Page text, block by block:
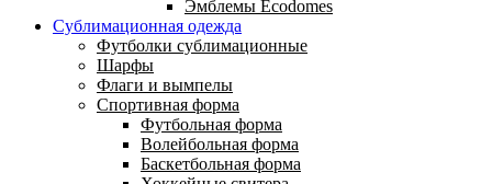
Эмблемы Ecodomes
Сублимационная одежда
Футболки сублимационные
Шарфы
Флаги и вымпелы
Спортивная форма
Футбольная форма
Волейбольная форма
Баскетбольная форма